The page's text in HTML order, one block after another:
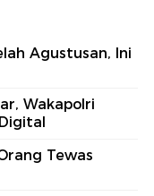
Agustusan, Ini
Wakapolri
Tewas